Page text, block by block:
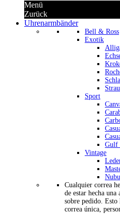
Menü
Zurück
Uhrenarmbänder
Bell & Ross
Exotik
Sport
Gulf
Vintage
Cualquier correa
de estar hecha
sobre pedido. Esto
correa única,